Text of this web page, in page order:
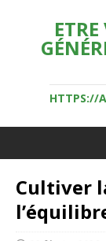
HTTPS://
Cultiver